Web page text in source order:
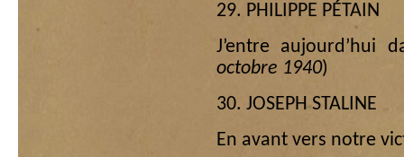
29. PHILIPPE PÉTAIN
J’entre aujourd’hui
octobre 1940)
30. JOSEPH STALINE
En avant vers notre